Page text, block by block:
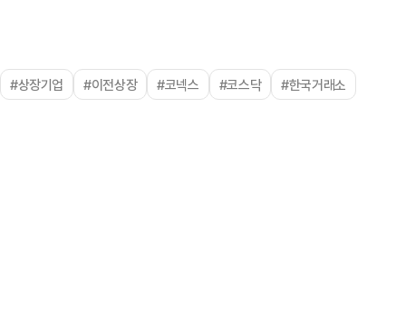
#상장기업 #이전상장 #코넥스 #코스닥 #한국거래소